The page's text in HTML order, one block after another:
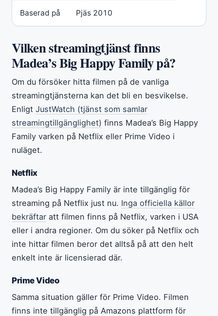
Baserad på Pjäs 2010
Vilken streamingtjänst finns
Madea’s Big Happy Family på?
Om du försöker hitta filmen på de vanliga
streamingtjänsterna kan det bli en besvikelse.
Enligt JustWatch (tjänst som samlar
streamingtillgänglighet) finns Madea’s Big Happy
Family varken på Netflix eller Prime Video i
nuläget.
Netflix
Madea’s Big Happy Family är inte tillgänglig för
streaming på Netflix just nu. Inga officiella källor
bekräftar att filmen finns på Netflix, varken i USA
eller i andra regioner. Om du söker på Netflix och
inte hittar filmen beror det alltså på att den helt
enkelt inte är licensierad där.
Prime Video
Samma situation gäller för Prime Video. Filmen
finns inte tillgänglig på Amazons plattform för